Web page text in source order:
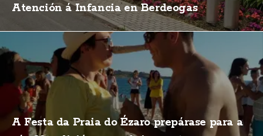
Atención á Infancia en Berdeogas
A Festa da Praia do Ézaro prepárase para a